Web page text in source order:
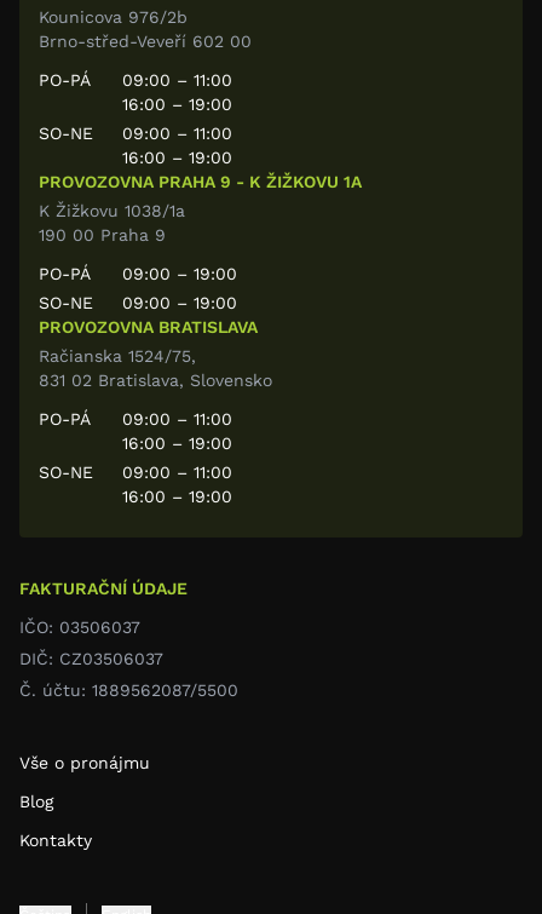
Vše o pronájmu
Blog
Kontakty
FAKTURAČNÍ ÚDAJE
IČO: 03506037
DIČ: CZ03506037
Č. účtu: 1889562087/5500
Kounicova 976/2b
Brno-střed-Veveří 602 00
PO-PÁ
09:00 – 11:00
16:00 – 19:00
SO-NE
09:00 – 11:00
16:00 – 19:00
PROVOZOVNA PRAHA 9 - K ŽIŽKOVU 1A
K Žižkovu 1038/1a
190 00 Praha 9
PO-PÁ
09:00 – 19:00
SO-NE
09:00 – 19:00
PROVOZOVNA BRATISLAVA
Račianska 1524/75,
831 02 Bratislava, Slovensko
PO-PÁ
09:00 – 11:00
16:00 – 19:00
SO-NE
09:00 – 11:00
16:00 – 19:00